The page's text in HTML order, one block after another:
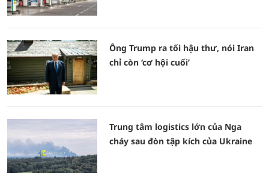
Ông Trump ra tối hậu thư, nói Iran
chỉ còn ‘cơ hội cuối’
Trung tâm logistics lớn của Nga
cháy sau đòn tập kích của Ukraine